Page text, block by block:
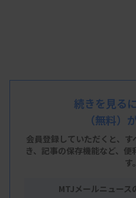
続きを見る
（無料）
会員登録していただくと、
き、 記事の保存機能など、便
す。
MTJメールニュース